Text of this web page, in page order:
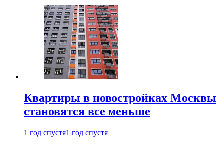
Квартиры в новостройках Москвы
становятся все меньше
1 год спустя1 год спустя